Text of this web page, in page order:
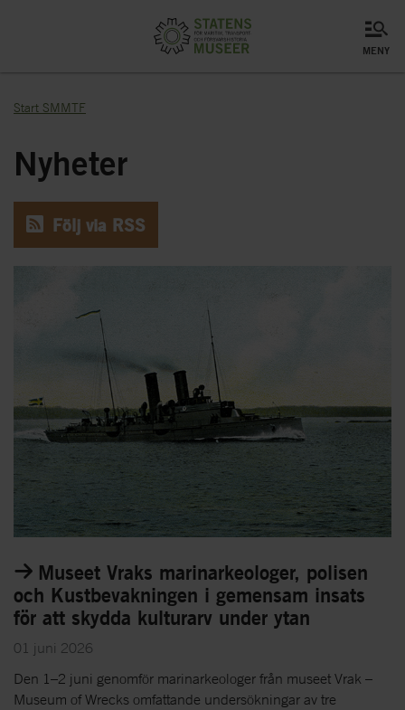
meny
Start SMMTF
Nyheter
Följ via RSS
Museet Vraks marinarkeologer, polisen
och Kustbevakningen i gemensam insats
för att skydda kulturarv under ytan
01 juni 2026
Den 1–2 juni genomför marinarkeologer från museet Vrak –
Museum of Wrecks omfattande undersökningar av tre